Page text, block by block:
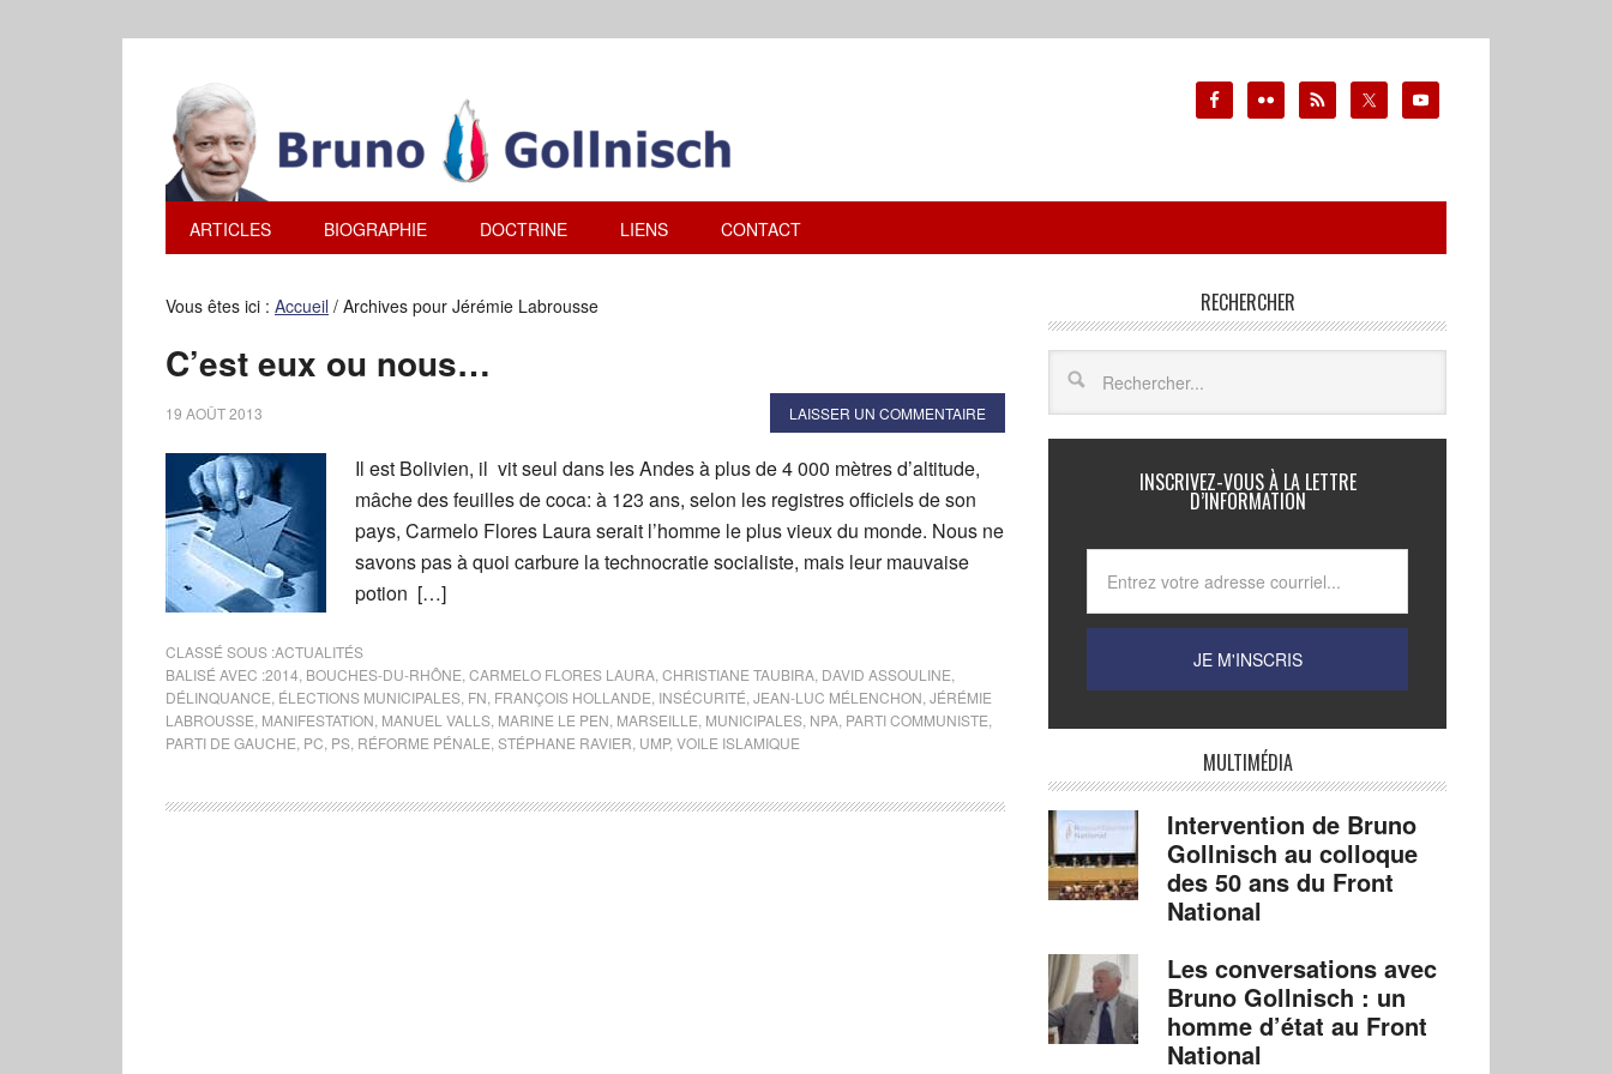
ARTICLES BIOGRAPHIE DOCTRINE LIENS CONTACT
Vous êtes ici : Accueil / Archives pour Jérémie Labrousse
C’est eux ou nous…
19 AOÛT 2013 LAISSER UN COMMENTAIRE
Il est Bolivien, il vit seul dans les Andes à plus de 4 000 mètres d’altitude,
mâche des feuilles de coca: à 123 ans, selon les registres officiels de son
pays, Carmelo Flores Laura serait l’homme le plus vieux du monde. Nous ne
savons pas à quoi carbure la technocratie socialiste, mais leur mauvaise
potion […]
CLASSÉ SOUS :ACTUALITÉS
BALISÉ AVEC :2014 BOUCHES-DU-RHÔNE CARMELO FLORES LAURA CHRISTIANE TAUBIRA DAVID ASSOULINE
DÉLINQUANCE ÉLECTIONS MUNICIPALES FN FRANÇOIS HOLLANDE INSÉCURITÉ JEAN-LUC MÉLENCHON JÉRÉMIE
LABROUSSE MANIFESTATION MANUEL VALLS MARINE LE PEN MARSEILLE MUNICIPALES NPA PARTI COMMUNISTE
PARTI DE GAUCHE PC PS RÉFORME PÉNALE STÉPHANE RAVIER UMP, VOILE ISLAMIQUE
RECHERCHER
INSCRIVEZ-VOUS À LA LETTRE
D’INFORMATION
MULTIMÉDIA
Intervention de Bruno
Gollnisch au colloque
des 50 ans du Front
National
Les conversations avec
Bruno Gollnisch : un
homme d’état au Front
National